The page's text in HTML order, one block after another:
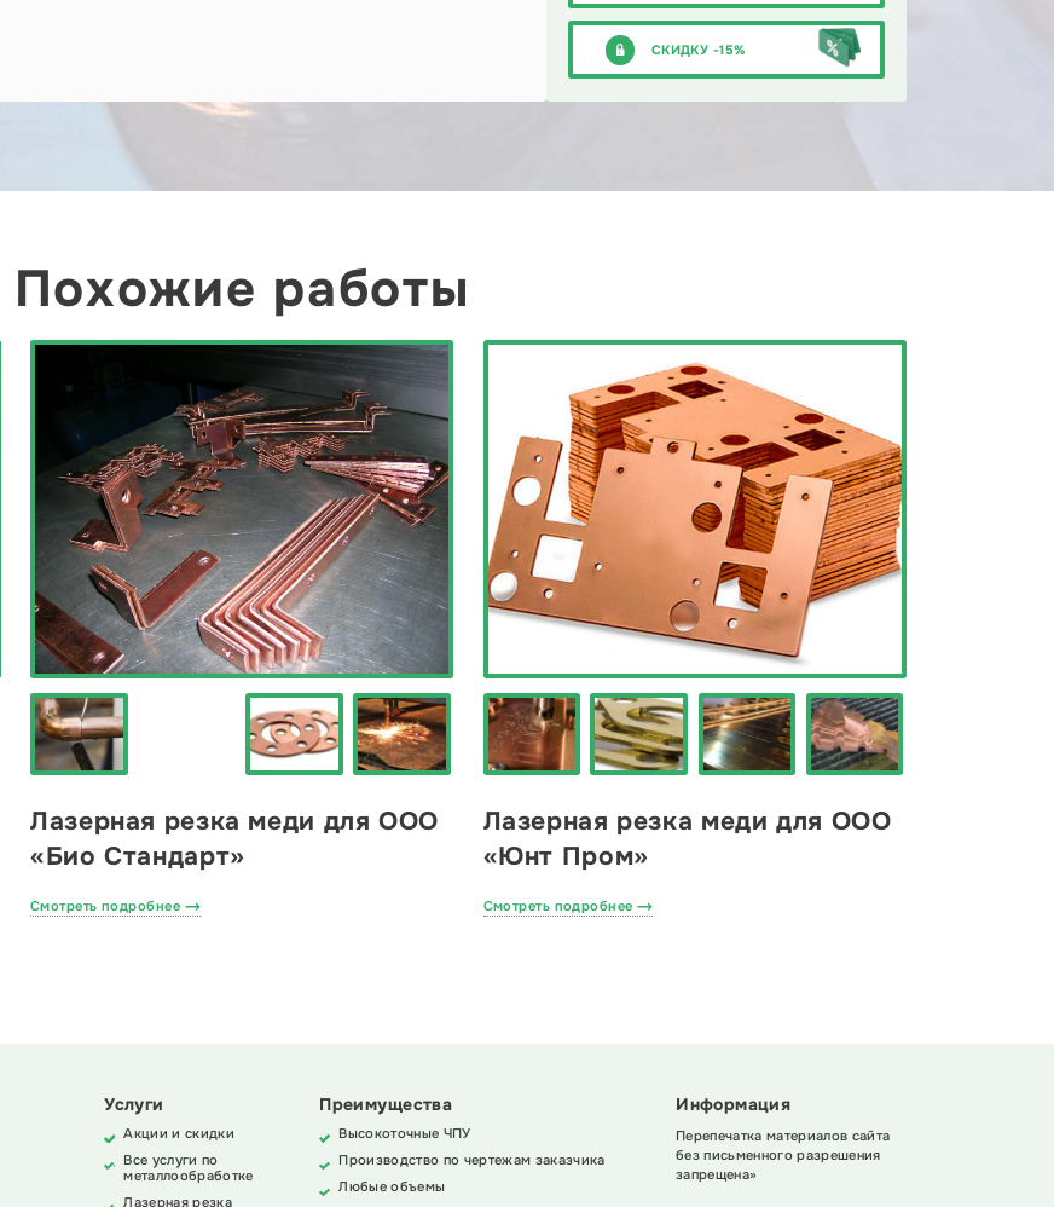
СКИДКУ -15%
Похожие работы
Лазерная резка меди для ООО
«Био Стандарт»
Смотреть подробнее
Лазерная резка меди для ООО
«Юнт Пром»
Смотреть подробнее
Услуги
Акции и скидки
Все услуги по
металлообработке
Лазерная резка
Преимущества
Высокоточные ЧПУ
Производство по чертежам заказчика
Любые объемы
Информация
Перепечатка материалов сайта
без письменного разрешения
запрещена»